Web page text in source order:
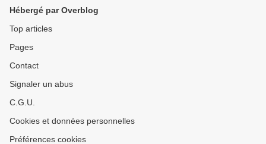
Hébergé par Overblog
Top articles
Pages
Contact
Signaler un abus
C.G.U.
Cookies et données personnelles
Préférences cookies